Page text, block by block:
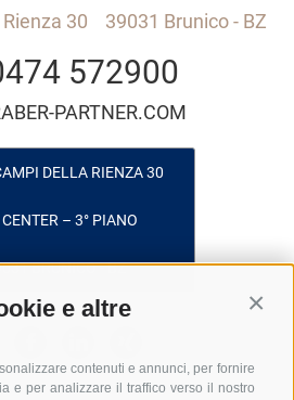
e altre
contenuti e annunci, per fornire
e per analizzare il traffico verso il nostro
30 39031 Brunico - BZ
572900
PARTNER.COM
DELLA RIENZA 30
– 3° PIANO
BRUNICO - BZ